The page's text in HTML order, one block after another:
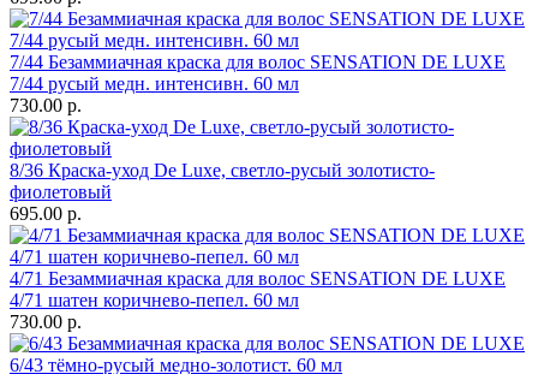
7/44 Безаммиачная краска для волос SENSATION DE LUXE
7/44 русый медн. интенсивн. 60 мл
730.00 р.
8/36 Краска-уход De Luxe, светло-русый золотисто-
фиолетовый
695.00 р.
4/71 Безаммиачная краска для волос SENSATION DE LUXE
4/71 шатен коричнево-пепел. 60 мл
730.00 р.